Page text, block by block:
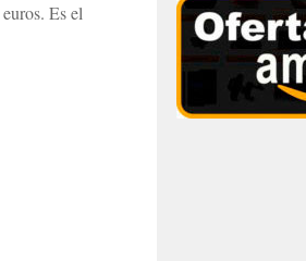
Es el